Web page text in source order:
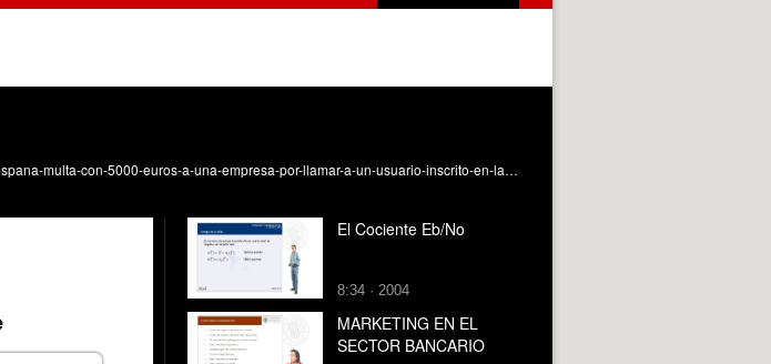
A vueltas con la lista Robinson. https://www.infobae.com/espana/2025/09/05/espana-multa-con-5000-euros-a-una-empresa-por-llamar-a-un-usuario-inscrito-en-la-lista-robinson/
El Cociente Eb/No
8:34 · 2004
MARKETING EN EL
SECTOR BANCARIO